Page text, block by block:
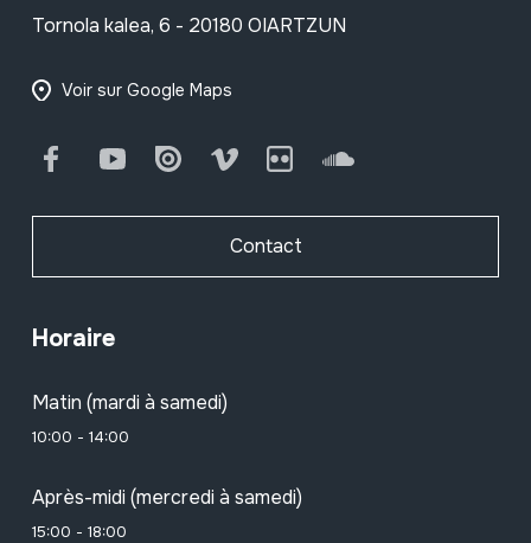
Tornola kalea, 6 - 20180 OIARTZUN
Voir sur Google Maps
FacebookYoutube Issuu Vimeo Flickr SoundCloud
Contact
Horaire
Matin (mardi à samedi)
10:00 - 14:00
Après-midi (mercredi à samedi)
15:00 - 18:00